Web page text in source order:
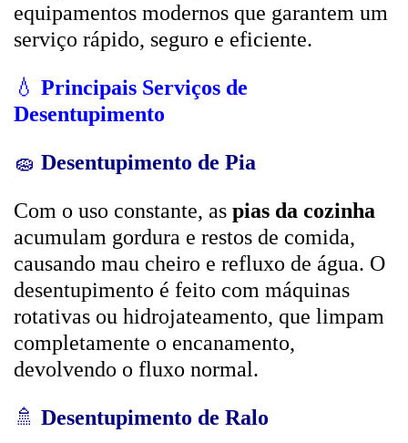
equipamentos modernos que garantem um
serviço rápido, seguro e eficiente.
💧 Principais Serviços de
Desentupimento
🧽 Desentupimento de Pia
Com o uso constante, as pias da cozinha
acumulam gordura e restos de comida,
causando mau cheiro e refluxo de água. O
desentupimento é feito com máquinas
rotativas ou hidrojateamento, que limpam
completamente o encanamento,
devolvendo o fluxo normal.
🚿 Desentupimento de Ralo